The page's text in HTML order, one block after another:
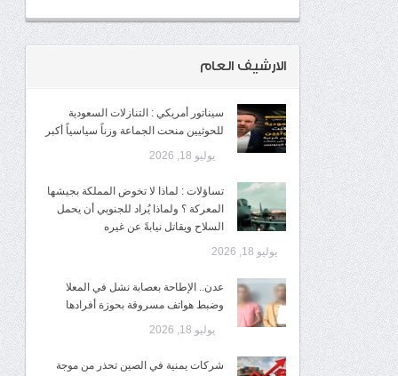
الارشيف العام
سيناتور أمريكي : التنازلات السعودية
للحوثيين منحت الجماعة وزناً سياسياً أكبر
يوليو 18, 2026
تساؤلات : لماذا لا تخوض المملكة بجيشها
المعركة ؟ ولماذا يُراد للجنوبي أن يحمل
السلاح ويقاتل نيابةً عن غيره
يوليو 18, 2026
عدن.. الإطاحة بعصابة نشل في المعلا
وضبط هواتف مسروقة بحوزة أفرادها
يوليو 18, 2026
شركات يمنية في الصين تحذر من موجة